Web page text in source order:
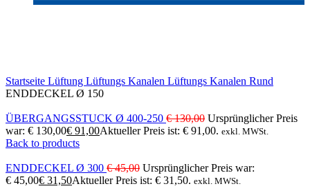
Startseite Lüftung Lüftungs Kanalen Lüftungs Kanalen Rund
ENDDECKEL Ø 150
ÜBERGANGSSTUCK Ø 400-250 €130,00 Ursprünglicher Preis
war: € 130,00€ 91,00Aktueller Preis ist: € 91,00. exkl. MWSt.
Back to products
ENDDECKEL Ø 300 €45,00 Ursprünglicher Preis war:
€ 45,00€ 31,50Aktueller Preis ist: € 31,50. exkl. MWSt.